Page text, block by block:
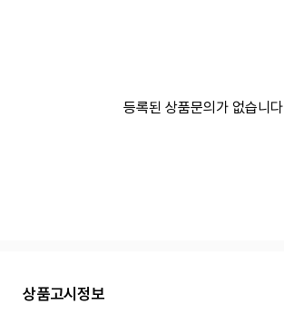
등록된 상품문의가 없습니다
상품고시정보